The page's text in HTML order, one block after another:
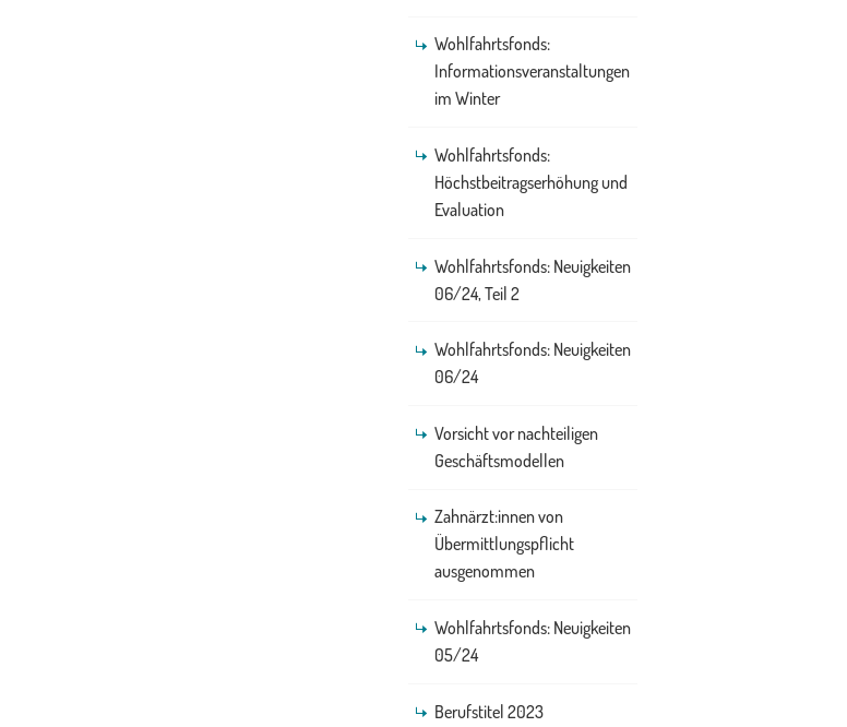
Wohlfahrtsfonds:
Informationsveranstaltungen
im Winter
Wohlfahrtsfonds:
Höchstbeitragserhöhung und
Evaluation
Wohlfahrtsfonds: Neuigkeiten
06/24, Teil 2
Wohlfahrtsfonds: Neuigkeiten
06/24
Vorsicht vor nachteiligen
Geschäftsmodellen
Zahnärzt:innen von
Übermittlungspflicht
ausgenommen
Wohlfahrtsfonds: Neuigkeiten
05/24
Berufstitel 2023